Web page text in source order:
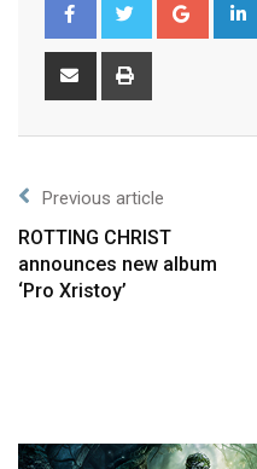
Previous article
ROTTING CHRIST
announces new album
‘Pro Xristoy’